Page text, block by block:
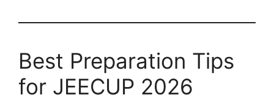
Best Preparation Tips
for JEECUP 2026